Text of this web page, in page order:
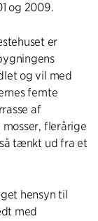
og 2009.
er
og vil med
femte
af
flerårige
tænkt ud fra et
hensyn til
med